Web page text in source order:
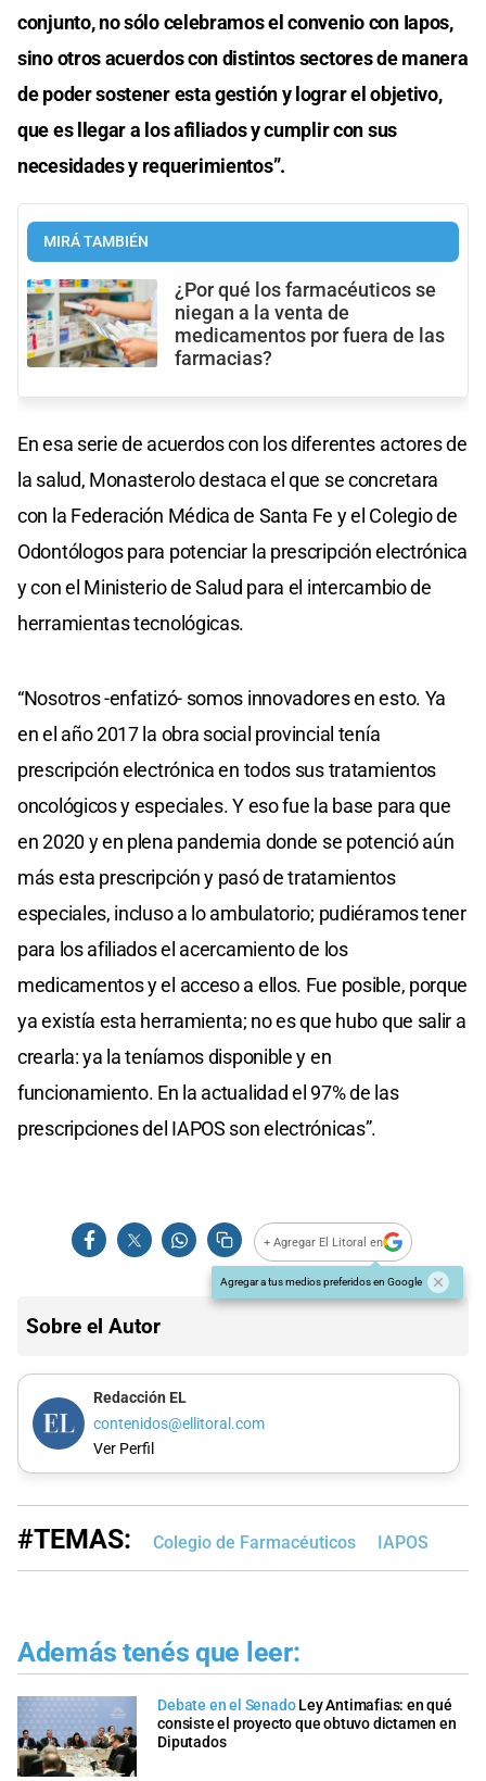
conjunto, no sólo celebramos el convenio con Iapos,
sino otros acuerdos con distintos sectores de manera
de poder sostener esta gestión y lograr el objetivo,
que es llegar a los afiliados y cumplir con sus
necesidades y requerimientos”.
MIRÁ TAMBIÉN
¿Por qué los farmacéuticos se
niegan a la venta de
medicamentos por fuera de las
farmacias?
En esa serie de acuerdos con los diferentes actores de
la salud, Monasterolo destaca el que se concretara
con la Federación Médica de Santa Fe y el Colegio de
Odontólogos para potenciar la prescripción electrónica
y con el Ministerio de Salud para el intercambio de
herramientas tecnológicas.
“Nosotros -enfatizó- somos innovadores en esto. Ya
en el año 2017 la obra social provincial tenía
prescripción electrónica en todos sus tratamientos
oncológicos y especiales. Y eso fue la base para que
en 2020 y en plena pandemia donde se potenció aún
más esta prescripción y pasó de tratamientos
especiales, incluso a lo ambulatorio; pudiéramos tener
para los afiliados el acercamiento de los
medicamentos y el acceso a ellos. Fue posible, porque
ya existía esta herramienta; no es que hubo que salir a
crearla: ya la teníamos disponible y en
funcionamiento. En la actualidad el 97% de las
prescripciones del IAPOS son electrónicas”.
+ Agregar El Litoral en
Agregar a tus medios preferidos en Google
Sobre el Autor
Redacción EL
contenidos@ellitoral.com
Ver Perfil
#TEMAS: Colegio de Farmacéuticos IAPOS
Además tenés que leer:
Debate en el Senado Ley Antimafias: en qué
consiste el proyecto que obtuvo dictamen en
Diputados